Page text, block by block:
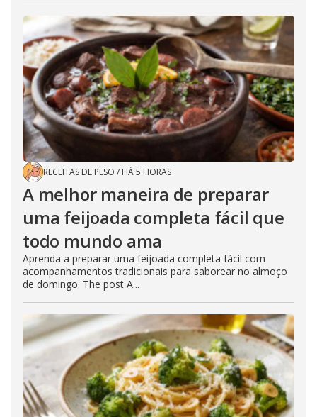
RECEITAS DE PESO / HÁ 5 HORAS
A melhor maneira de preparar
uma feijoada completa fácil que
todo mundo ama
Aprenda a preparar uma feijoada completa fácil com
acompanhamentos tradicionais para saborear no almoço
de domingo. The post A...